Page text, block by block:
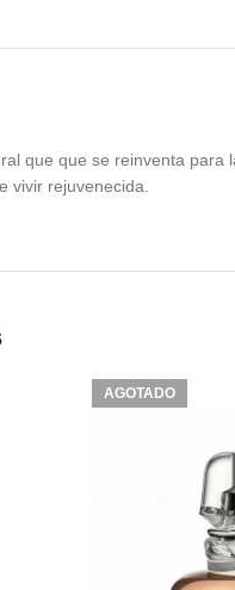
que que se reinventa
vivir rejuvenecida.
AGOTADO